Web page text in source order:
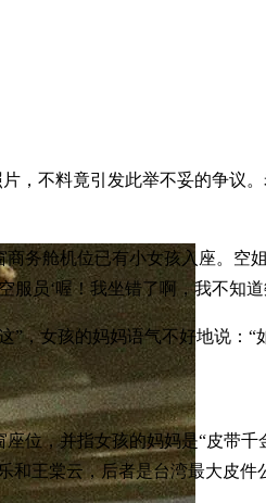
，不料竟引发此举不妥的争议
务舱机位已有小女孩入座。空
服员‘喔！我坐错了啊，我不知道
”，女孩的妈妈语气不好地说：“
位，并指女孩的妈妈是“皮带千
和王棠云，后者是台湾最大皮